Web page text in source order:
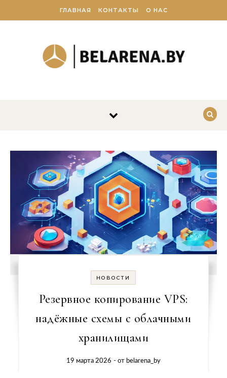
ГЛАВНАЯ КОНТАКТЫ О НАС
НОВОСТИ
Резервное копирование VPS:
надёжные схемы с облачными
хранилищами
19 марта 2026 - от belarena_by